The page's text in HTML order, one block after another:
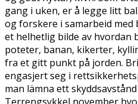
gang i uken, er å legge litt
og forskere i samarbeid med
et helhetlig bilde av hvordan
poteter, banan, kikerter,
fra et gitt punkt på jorden.
engasjert seg i
man lämna ett